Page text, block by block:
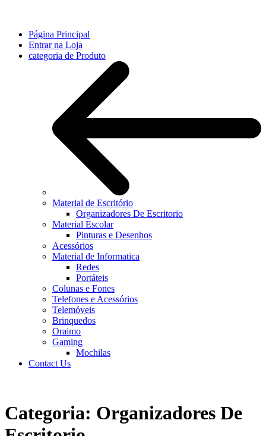
Página Principal
Entrar na Loja
categoria de Produto
Material de Escritório
Organizadores De Escritorio
Material Escolar
Pinturas e Desenhos
Acessórios
Material de Informatica
Redes
Portáteis
Colunas e Fones
Telefones e Acessórios
Telemóveis
Brinquedos
Oraimo
Gaming
Mochilas
Contact Us
Categoria: Organizadores De